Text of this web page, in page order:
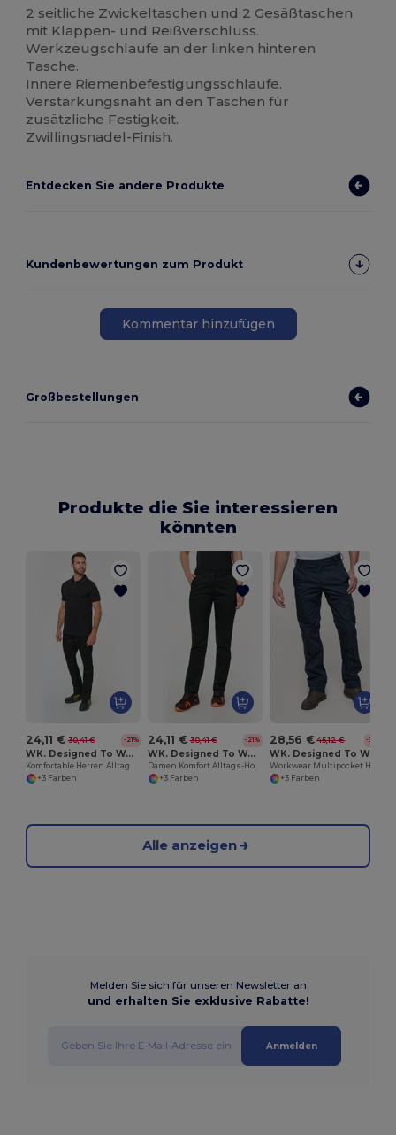
2 seitliche Zwickeltaschen und 2 Gesäßtaschen
mit Klappen- und Reißverschluss.
Werkzeugschlaufe an der linken hinteren
Tasche.
Innere Riemenbefestigungsschlaufe.
Verstärkungsnaht an den Taschen für
zusätzliche Festigkeit.
Zwillingsnadel-Finish.
Entdecken Sie andere Produkte
Kundenbewertungen zum Produkt
Kommentar hinzufügen
Großbestellungen
Produkte die Sie interessieren
könnten
24,11 € 30,41 € -21%
WK. Designed To Work WK738
+3 Farben
24,11 € 30,41 € -21%
WK. Designed To Work WK739
+3 Farben
28,56 € 45,12 € -37%
WK. Designed To Work WK795
+3 Farben
Alle anzeigen
Melden Sie sich für unseren Newsletter an
und erhalten Sie exklusive Rabatte!
Anmelden